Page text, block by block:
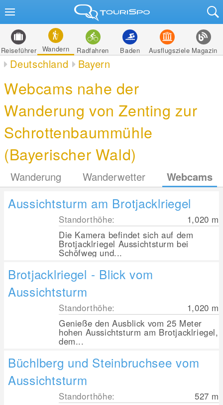
Reiseführer Wandern Radfahren Baden Ausflugsziele Magazin
Deutschland Bayern
Webcams nahe der
Wanderung von Zenting zur
Schrottenbaummühle
(Bayerischer Wald)
Wanderung Wanderwetter Webcams
Aussichtsturm am Brotjacklriegel
Standorthöhe: 1,020 m
Die Kamera befindet sich auf dem
Brotjacklriegel Aussichtsturm bei
Schöfweg und...
Brotjacklriegel - Blick vom
Aussichtsturm
Standorthöhe: 1,020 m
Genieße den Ausblick vom 25 Meter
hohen Aussichtsturm am Brotjacklriegel,
dem...
Büchlberg und Steinbruchsee vom
Aussichtsturm
Standorthöhe: 527 m